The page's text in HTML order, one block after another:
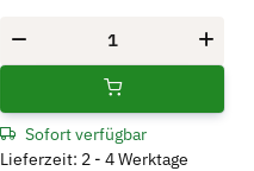
Sofort verfügbar
Lieferzeit: 2 - 4 Werktage